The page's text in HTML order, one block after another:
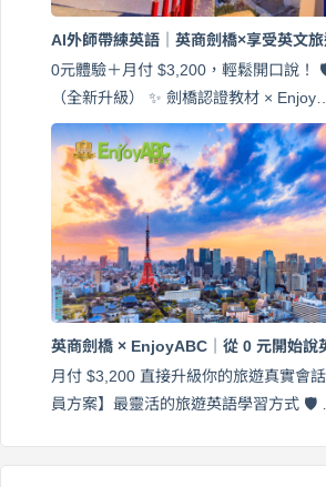
AI外師帶練英語｜英商劍橋×享受英文
0元體驗＋月付 $3,200，輕鬆開口說！
（全新升級） ✨ 劍橋認證教材 ×
英商劍橋 × EnjoyABC｜從 0 元開始說
月付 $3,200 直接升級你的旅遊真實會
員方案】最靈活的旅遊英語學習方式 🛡️